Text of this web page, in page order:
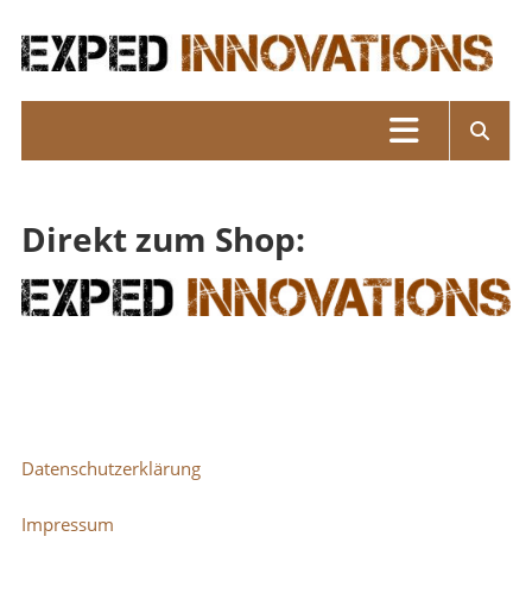
content
Exped
your
Overland
Adventure
Direkt zum Shop:
Datenschutzerklärung
Impressum